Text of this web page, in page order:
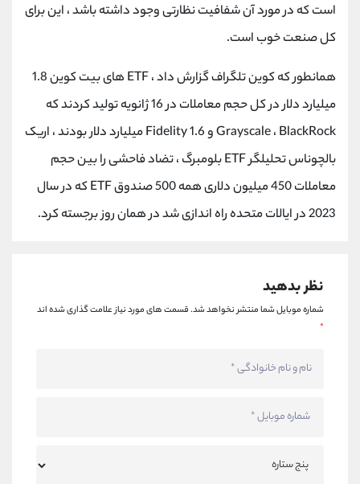
است که در مورد آن شفافیت نظارتی وجود داشته باشد ، این برای
کل صنعت خوب است.
همانطور که کوین تلگراف گزارش داد ، ETF های بیت کوین 1.8
میلیارد دلار در کل حجم معاملات در 16 ژانویه تولید کردند که
Grayscale ، BlackRock و Fidelity 1.6 میلیارد دلار بودند ، اریک
بالچوناس تحلیلگر ETF بلومبرگ ، تضاد فاحشی را بین حجم
معاملات 450 میلیون دلاری همه 500 صندوق ETF که در سال
2023 در ایالات متحده راه اندازی شد در همان روز برجسته کرد.
نظر بدهید
شماره موبایل شما منتشر نخواهد شد.قسمت های مورد نیاز علامت گذاری شده اند
*